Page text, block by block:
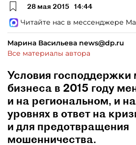
28 мая 2015 14:44
Читайте нас в мессенджере
Марина Васильева news@dp.ru
Все материалы автора
Условия господдержки
бизнеса в 2015 году
и на региональном, и
уровнях в ответ на
и для предотвращения
мошенничества.